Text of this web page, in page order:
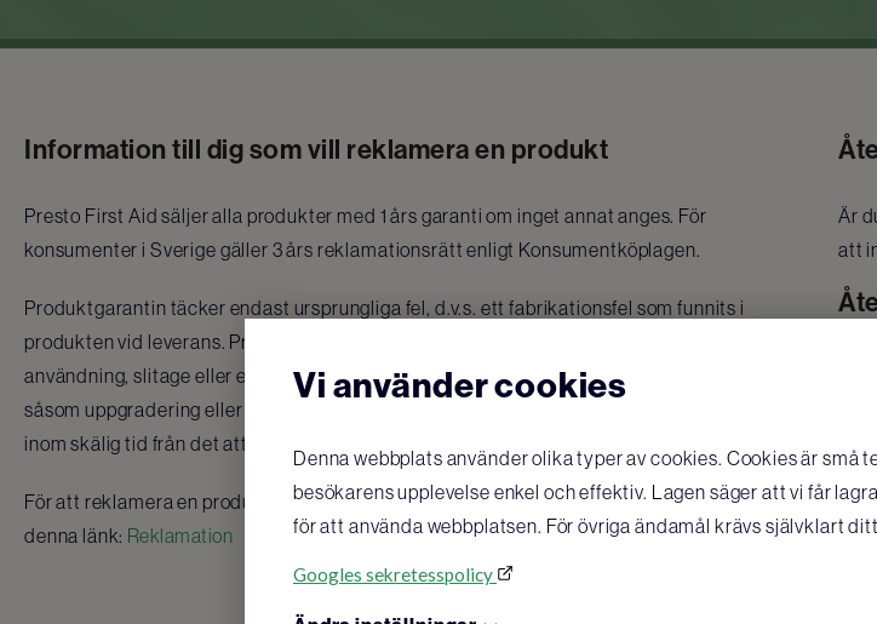
Vi använder cookies
Denna webbplats använder olika typer av cookies. Cookies är små
besökarens upplevelse enkel och effektiv. Lagen säger att vi får
för att använda webbplatsen. För övriga ändamål krävs självklart
Googles sekretesspolicy
Information till dig som vill reklamera en produkt
Presto First Aid säljer alla produkter med 1 års garanti om inget annat anges. För
konsumenter i Sverige gäller 3 års reklamationsrätt enligt Konsumentköplagen.
Produktgarantin täcker endast ursprungliga fel, d.v.s. ett fabrikationsfel som funnits i
produkten vid leverans. Produktgarantin gäller inte fel som uppstår vid felaktig
användning, slitage eller efter egen förändring av produktens funktion och utseende,
såsom uppgradering eller annan konfigurering av produkten. Produkten ska reklameras
inom skälig tid från det att felet upptäcktes. Faktura eller kvitto gäller som garantibevis.
För att reklamera en produkt skapar du ett reklamationsärende i systemet Improve via
denna länk: Reklamation
Är
att
Vi
Vid